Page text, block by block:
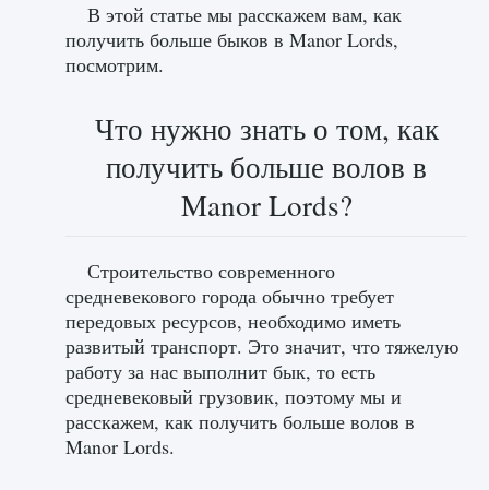
В этой статье мы расскажем вам, как
получить больше быков в Manor Lords,
посмотрим.
Что нужно знать о том, как
получить больше волов в
Manor Lords?
Строительство современного
средневекового города обычно требует
передовых ресурсов, необходимо иметь
развитый транспорт. Это значит, что тяжелую
работу за нас выполнит бык, то есть
средневековый грузовик, поэтому мы и
расскажем, как получить больше волов в
Manor Lords.